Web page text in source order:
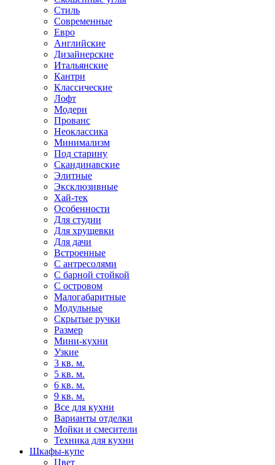
Стиль
Современные
Евро
Английские
Дизайнерские
Итальянские
Кантри
Классические
Лофт
Модерн
Прованс
Неоклассика
Минимализм
Под старину
Скандинавские
Элитные
Эксклюзивные
Хай-тек
Особенности
Для студии
Для хрущевки
Для дачи
Встроенные
С антресолями
С барной стойкой
С островом
Малогабаритные
Модульные
Скрытые ручки
Размер
Мини-кухни
Узкие
3 кв. м.
5 кв. м.
6 кв. м.
9 кв. м.
Все для кухни
Варианты отделки
Мойки и смесители
Техника для кухни
Шкафы-купе
Цвет